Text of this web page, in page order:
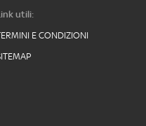
utili:
E CONDIZIONI